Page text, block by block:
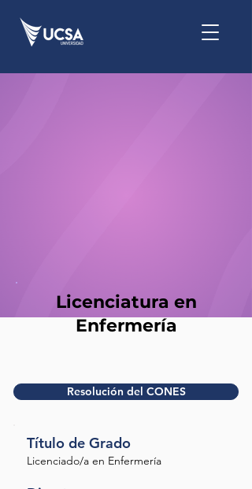
Licenciatura en
Enfermería
Resolución del CONES
Título de Grado
Licenciado/a en Enfermería